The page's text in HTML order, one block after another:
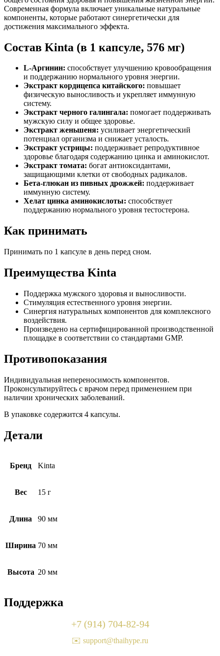
Современная формула включает уникальные натуральные
компоненты, которые работают синергетически для
достижения максимального эффекта.
Состав Kinta (в 1 капсуле, 576 мг)
L-Аргинин: способствует улучшению кровообращения
и поддержанию нормального уровня энергии.
Экстракт кордицепса китайского: повышает
физическую выносливость и укрепляет иммунную
систему.
Экстракт черного галингала: помогает поддерживать
мужскую силу и общее здоровье.
Экстракт женьшеня: усиливает энергетический
потенциал организма и снижает усталость.
Экстракт устрицы: поддерживает репродуктивное
здоровье благодаря содержанию цинка и аминокислот.
Экстракт томата: богат антиоксидантами,
защищающими клетки от свободных радикалов.
Бета-глюкан из пивных дрожжей: поддерживает
иммунную систему.
Хелат цинка аминокислоты: способствует
поддержанию нормального уровня тестостерона.
Как принимать
Принимать по 1 капсуле в день перед сном.
Преимущества Kinta
Поддержка мужского здоровья и выносливости.
Стимуляция естественного уровня энергии.
Синергия натуральных компонентов для комплексного
воздействия.
Произведено на сертифицированной производственной
площадке в соответствии со стандартами GMP.
Противопоказания
Индивидуальная непереносимость компонентов.
Проконсультируйтесь с врачом перед применением при
наличии хронических заболеваний.
В упаковке содержится 4 капсулы.
Детали
Бренд Kinta
Вес 15 г
Длина 90 мм
Ширина 70 мм
Высота 20 мм
Поддержка
+7 (914) 704-82-94
✉️ support@thaihype.ru